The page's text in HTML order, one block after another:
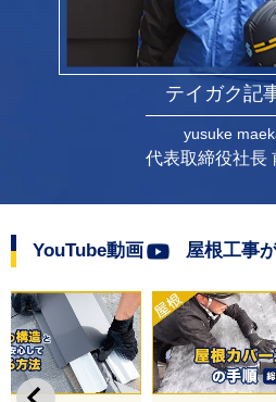
ながら説明をしてくださ
んへの信頼感や安心感を
また、当初から気にして
関してや、直接の施工に
る事を相談した際にも、
都度解消してくださいました。 この辺り
い！と、自認しておりま
態を思い出せなくなるほどです。 築年
ガクの施工管理者、それ
経験、連携により、無事に
大変に満足しております。
た。
テイガク記
yusuke
代表取締役社長
YouTube動画 屋根工事